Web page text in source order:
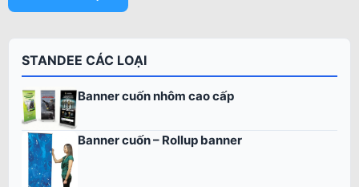
STANDEE CÁC LOẠI
Banner cuốn nhôm cao cấp
Banner cuốn – Rollup banner